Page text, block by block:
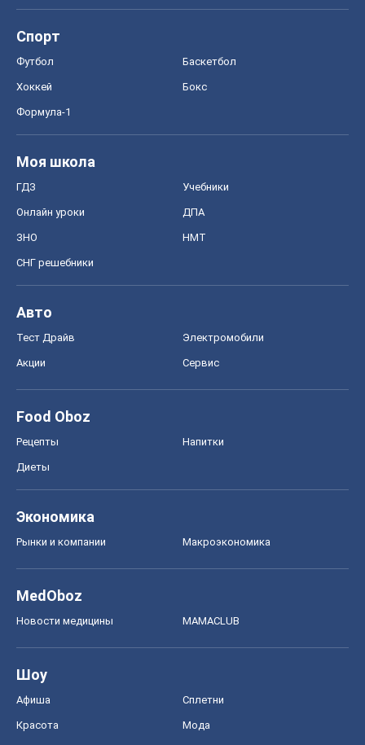
Спорт
Футбол Баскетбол
Хоккей Бокс
Формула-1
Моя школа
ГДЗ Учебники
Онлайн уроки ДПА
ЗНО НМТ
СНГ решебники
Авто
Тест Драйв Электромобили
Акции Сервис
Food Oboz
Рецепты Напитки
Диеты
Экономика
Рынки и компании Mакроэкономика
MedOboz
Новости медицины MAMACLUB
Шоу
Афиша Сплетни
Красота Мода